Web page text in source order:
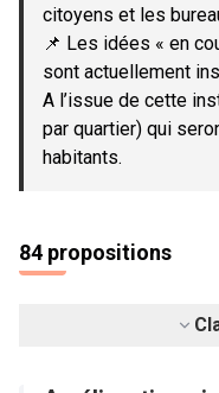
citoyens et les
📌 Les idées « en
sont actuellement
A l’issue de cette
par quartier) qui
habitants.
84 propositions